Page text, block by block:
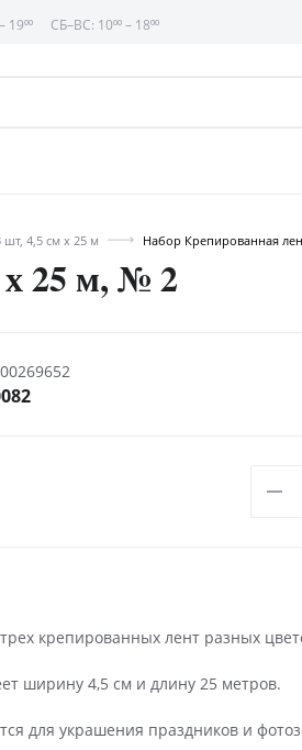
19⁰⁰ СБ–ВС: 10⁰⁰ – 18⁰⁰
4,5 см х 25 м Набор Крепированная
х 25 м, № 2
крепированных лент разных
ширину 4,5 см и длину 25 метров.
для украшения праздников и